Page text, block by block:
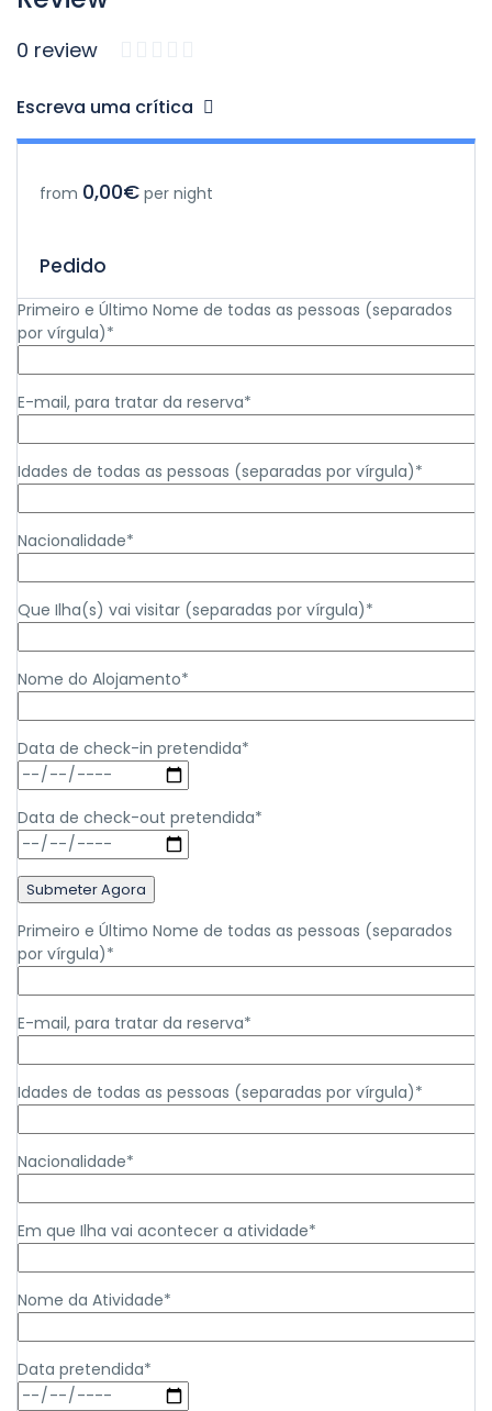
0 review
Escreva uma crítica
from 0,00€ per night
Pedido
Primeiro e Último Nome de todas as pessoas (separados
por vírgula)*
E-mail, para tratar da reserva*
Idades de todas as pessoas (separadas por vírgula)*
Nacionalidade*
Que Ilha(s) vai visitar (separadas por vírgula)*
Nome do Alojamento*
Data de check-in pretendida*
Data de check-out pretendida*
Primeiro e Último Nome de todas as pessoas (separados
por vírgula)*
E-mail, para tratar da reserva*
Idades de todas as pessoas (separadas por vírgula)*
Nacionalidade*
Em que Ilha vai acontecer a atividade*
Nome da Atividade*
Data pretendida*